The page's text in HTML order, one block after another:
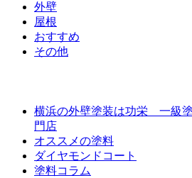
外壁
屋根
おすすめ
その他
横浜の外壁塗装は功栄 一級
門店
オススメの塗料
ダイヤモンドコート
塗料コラム